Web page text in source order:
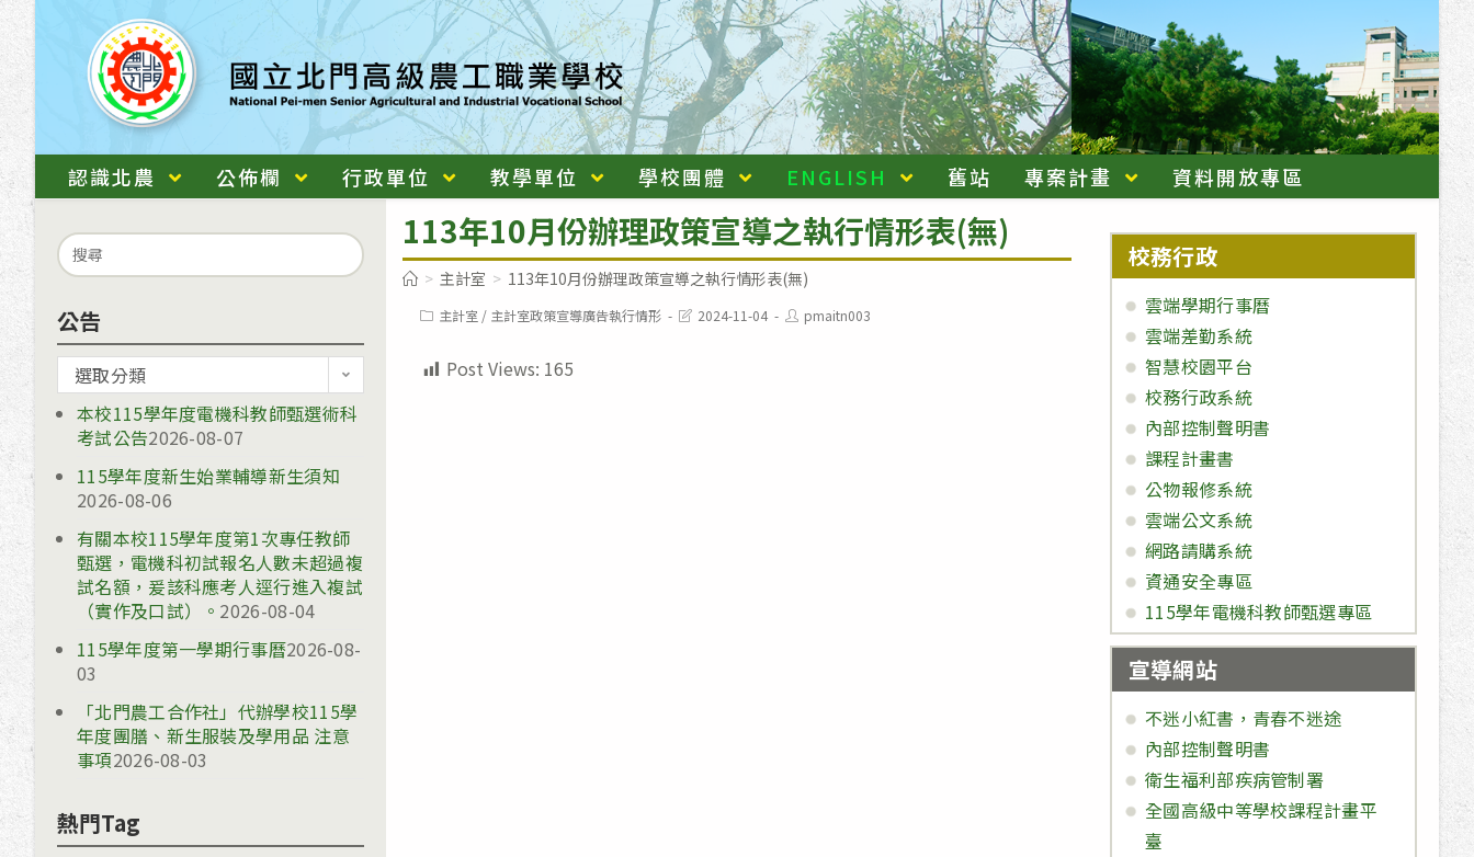
跳
主
要
內
容
認識北農 公佈欄 行政單位 教學單位 學校團體 ENGLISH 舊站 專案計畫 資料開放專區
113年10月份辦理政策宣導之執行情形表(無)
> 主計室 > 113年10月份辦理政策宣導之執行情形表(無)
Post主計室 / 主計室政策宣導廣告執行情形
Post2024-11-04
Post
author:
pmaitn003
Post Views: 165
Search
for:
公告
告
選取分類
本校115學年度電機科教師甄選術科
考試公告2026-08-07
115學年度新生始業輔導新生須知
2026-08-06
有關本校115學年度第1次專任教師
甄選，電機科初試報名人數未超過複
試名額，爰該科應考人逕行進入複試
（實作及口試）。 2026-08-04
115學年度第一學期行事曆2026-08-
03
「北門農工合作社」代辦學校115學
年度團膳、新生服裝及學用品 注意
事項2026-08-03
熱門Tag
校務行政
雲端學期行事曆
雲端差勤系統
智慧校園平台
校務行政系統
內部控制聲明書
課程計畫書
公物報修系統
雲端公文系統
網路請購系統
資通安全專區
115學年電機科教師甄選專區
宣導網站
不迷小紅書，青春不迷途
內部控制聲明書
衛生福利部疾病管制署
全國高級中等學校課程計畫平
臺